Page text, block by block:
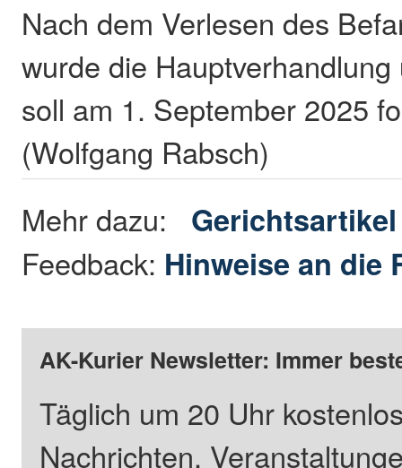
Nach dem Verlesen des
wurde die
soll am 1. September 2025
(Wolfgang Rabsch)
Mehr dazu: Gerichtsartikel
Feedback: Hinweise an die
AK-Kurier Newsletter: Immer
Täglich um 20 Uhr
Nachrichten,